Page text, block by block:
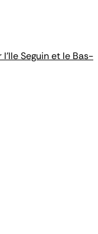
Seguin et le Bas-